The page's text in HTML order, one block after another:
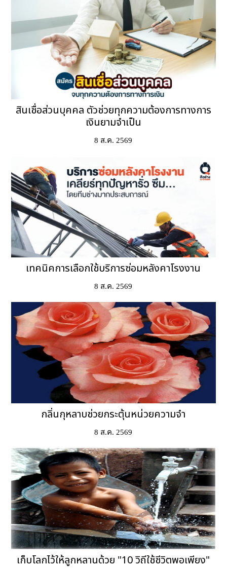
สินเชื่อส่วนบุคคล ตัวช่วยทุกความต้องการทางการ
เงินยามจำเป็น
8 ส.ค. 2569
เทคนิคการเลือกใช้บริการซ่อมหลังคาโรงงาน
8 ส.ค. 2569
กลิ่นกุหลาบช่วยกระตุ้นหน่วยความจำ
8 ส.ค. 2569
เก็บโลกไว้ให้ลูกหลานด้วย "10 วิถีใช้ชีวิตพอเพียง"